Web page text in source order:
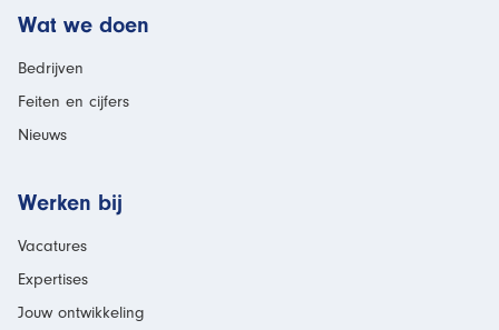
Wat we doen
Bedrijven
Feiten en cijfers
Nieuws
Werken bij
Vacatures
Expertises
Jouw ontwikkeling